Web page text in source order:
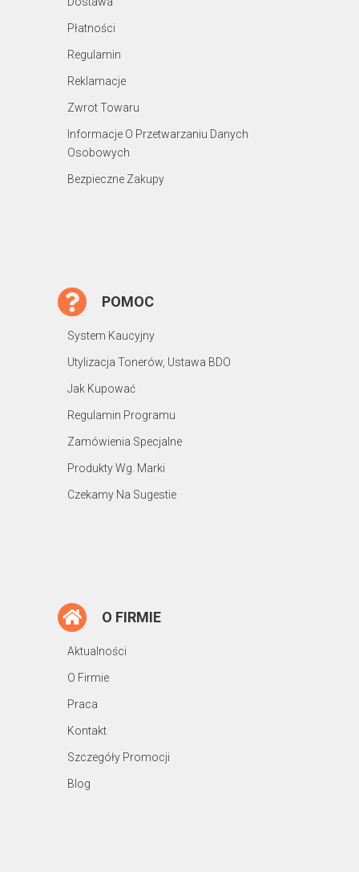
Płatności
Regulamin
Reklamacje
Zwrot Towaru
Informacje O Przetwarzaniu Danych
Osobowych
Bezpieczne Zakupy
POMOC
System Kaucyjny
Utylizacja Tonerów, Ustawa BDO
Jak Kupować
Regulamin Programu
Zamówienia Specjalne
Produkty Wg. Marki
Czekamy Na Sugestie
O FIRMIE
Aktualności
O Firmie
Praca
Kontakt
Szczegóły Promocji
Blog